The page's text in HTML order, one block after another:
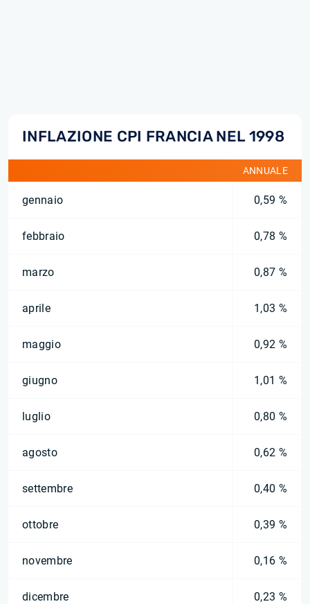
INFLAZIONE CPI FRANCIA NEL 1998
ANNUALE
gennaio 0,59 %
febbraio 0,78 %
marzo 0,87 %
aprile 1,03 %
maggio 0,92 %
giugno 1,01 %
luglio 0,80 %
agosto 0,62 %
settembre 0,40 %
ottobre 0,39 %
novembre 0,16 %
dicembre 0,23 %